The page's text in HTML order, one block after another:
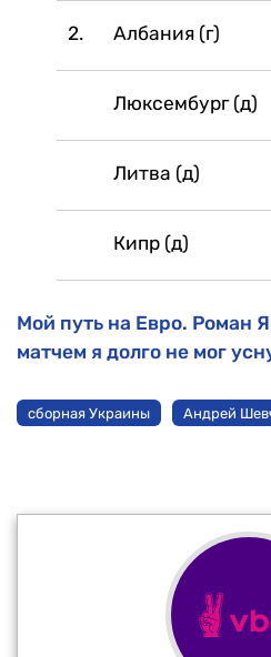
2. Албания (г)
Люксембург (д)
Литва (д)
Кипр (д)
Мой путь на Евро. Роман
матчем я долго не мог
сборная Украины Андрей